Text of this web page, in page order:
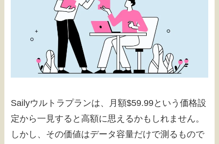
Sailyウルトラプランは、月額$59.99という価格設
定から一見すると高額に思えるかもしれません。
しかし、その価値はデータ容量だけで測るもので